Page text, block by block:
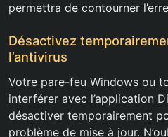
permettra de contourner
Désactivez
l’antivirus
Votre pare-feu Windows ou
interférer avec l’application
désactiver temporairement
problème de mise à jour.